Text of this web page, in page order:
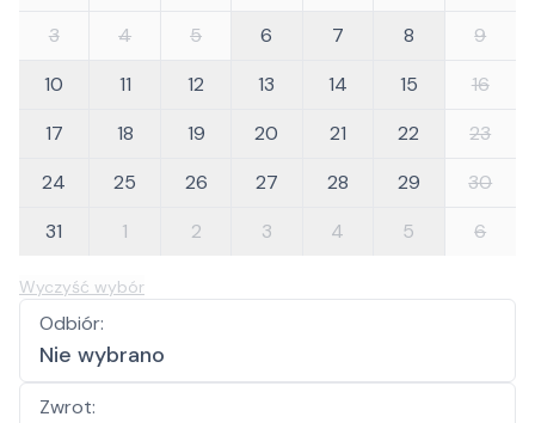
3
4 5 6 7 8
9
10
11 12 13 14 15
16
17
18 19 20 21 22
23
24
25 26 27 28 29
30
31
1 2 3 4 5 6
Wyczyść wybór
Odbiór:
Nie wybrano
Zwrot: